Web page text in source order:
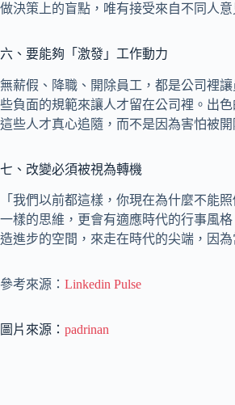
做決策上的盲點，唯有接受來自不同人
六、要能夠「激發」工作動力
無薪假、降職、開除員工，都是公司裡
些負面的規範來讓人才留在公司裡。出
這些人才真心追隨，而不是因為害怕被開
七、改變必須被視為轉機
「我們以前都這樣，你現在為什麼不能
一樣的思維，更會有適應時代的行事風
造進步的空間，來走在時代的尖端，因
參考來源： Linkedin Pulse
圖片來源： padrinan